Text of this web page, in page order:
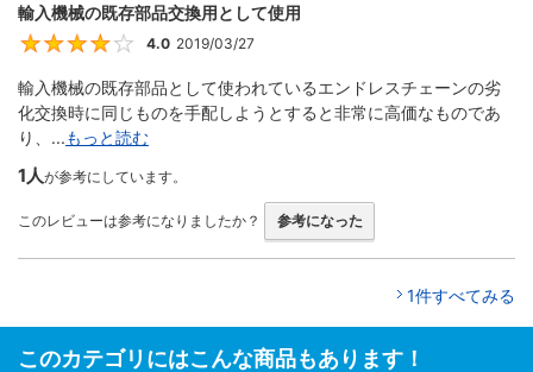
輸入機械の既存部品交換用として使用
4
4.0 2019/03/27
輸入機械の既存部品として使われているエンドレスチェーンの劣
化交換時に同じものを手配しようとすると非常に高価なものであ
り、...もっと読む
1人が参考にしています。
このレビューは参考になりましたか？ 参考になった
1件すべてみる
このカテゴリにはこんな商品もあります！